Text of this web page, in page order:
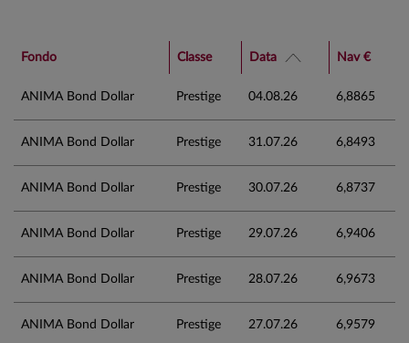
Fondo Classe Data Nav €
ANIMA Bond Dollar Prestige 04.08.26 6,8865
ANIMA Bond Dollar Prestige 31.07.26 6,8493
ANIMA Bond Dollar Prestige 30.07.26 6,8737
ANIMA Bond Dollar Prestige 29.07.26 6,9406
ANIMA Bond Dollar Prestige 28.07.26 6,9673
ANIMA Bond Dollar Prestige 27.07.26 6,9579